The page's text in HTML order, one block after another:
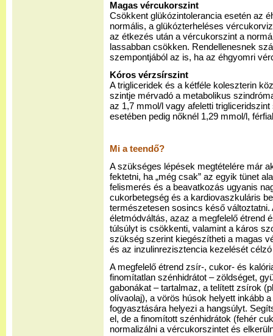
Magas vércukorszint
Csökkent glükózintolerancia esetén az
normális, a glükózterheléses
az étkezés után a vércukorszint a
lassabban csökken. Rendellenesnek
szempontjából az is, ha az éhgyomri
Kóros vérzsírszint
A trigliceridek és a kétféle koleszterin
szintje mérvadó a metabolikus
az 1,7 mmol/l vagy afeletti
esetében pedig nőknél 1,29 mmol/l,
Mi a teendő?
A szükséges lépések megtételére már
fektetni, ha „még csak” az egyik tünet
felismerés és a beavatkozás ugyanis
cukorbetegség és a kardiovaszkuláris
természetesen sosincs késő változtatni.
életmódváltás, azaz a megfelelő étrend
túlsúlyt is csökkenti, valamint a káros
szükség szerint kiegészítheti a magas
és az inzulinrezisztencia kezelését
A megfelelő étrend zsír-, cukor- és
finomítatlan szénhidrátot – zöldséget,
gabonákat – tartalmaz, a telített zsírok
olívaolaj), a vörös húsok helyett inkább
fogyasztására helyezi a hangsúlyt.
el, de a finomított szénhidrátok (fehér
normalizálni a vércukorszintet és